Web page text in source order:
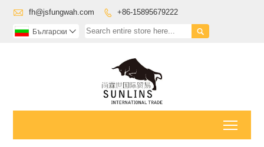
 fh@jsfungwah.com  +86-15895679222

Български 